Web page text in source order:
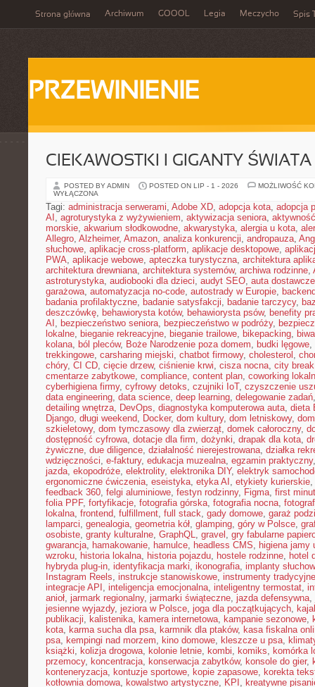
Strona główna Archiwum GOOOL Legia Meczycho Spis
PRZEWINIENIE
CIEKAWOSTKI I GIGANTY ŚWIATA
POSTED BY ADMIN POSTED ON LIP - 1 - 2026
MOŻLIWOŚĆ
WYŁĄCZONA
Tagi: administracja serwerami, Adobe XD, adopcja kota, adopcja
AI , agroturystyka z wyżywieniem, aktywizacja seniora,
morskie, akwarium słodkowodne, akwarystyka, alergia u kota,
Allegro, Alzheimer, Amazon, analiza konkurencji, andropauza,
słuchowe, aplikacje cross-platform, aplikacje desktopowe,
PWA, aplikacje webowe, apteczka turystyczna, architektura
architektura drewniana, architektura systemów, archiwa rodzinne,
astroturystyka, audiobooki dla dzieci, audyt SEO, auta dostawcze
garażowa, automatyzacja no-code, autostrady w Europie,
badania profilaktyczne, badanie satysfakcji, badanie tarczycy,
deszczówkę, behawiorysta kotów, behawiorysta psów, benefity
AI , bezpieczeństwo seniora, bezpieczeństwo w podróży,
lokalne, bieganie rekreacyjne, bieganie trailowe, bikepacking,
kolana, ból pleców, Boże Narodzenie poza domem, budki lęgowe,
trekkingowe, carsharing miejski, chatbot firmowy, cholesterol ,
chóry, CI CD, cięcie drzew, ciśnienie krwi, cisza nocna, city
cmentarze zabytkowe, compliance, content plan, coworking
cyberhigiena firmy, cyfrowy detoks, czujniki IoT, czyszczenie
data engineering, data science, deep learning, delegowanie zadań
detailing wnętrza, DevOps, diagnostyka komputerowa auta, dieta
Django, długi weekend, Docker, dom kultury, dom letniskowy,
szkieletowy, dom tymczasowy dla zwierząt, domek całoroczny,
dostępność cyfrowa, dotacje dla firm, dożynki, drapak dla kota,
żywiczne, due diligence, działalność nierejestrowana, działka
wdzięczności, e-faktury, edukacja muzealna, egzamin praktyczny
jazda, ekopodróże, elektrolity, elektronika DIY, elektryk
ergonomiczne ćwiczenia, eseistyka, etyka AI , etykiety kurierskie,
feedback 360, felgi aluminiowe, festyn rodzinny, Figma, first
folia PPF, fortyfikacje, fotografia górska, fotografia nocna,
lokalna, frontend, fulfillment, full stack, gady domowe, garaż
lamparci, genealogia, geometria kół, glamping, góry w Polsce,
osobiste, granty kulturalne, GraphQL, gravel , gry fabularne
gwarancja, hamakowanie, hamulce, headless CMS, higiena jamy
wzroku, historia lokalna, historia pojazdu, hostele rodzinne, hotel
hybryda plug-in, identyfikacja marki, ikonografia, implanty
Instagram Reels, instrukcje stanowiskowe, instrumenty tradycyjne
integracje API , inteligencja emocjonalna, inteligentny termostat,
anioł, jarmark regionalny, jarmarki świąteczne, jazda defensywna,
jesienne wyjazdy, jeziora w Polsce, joga dla początkujących,
publikacji, kalistenika, kamera internetowa, kampanie sezonowe,
kota, karma sucha dla psa, karmnik dla ptaków, kasa fiskalna
psa, kempingi nad morzem, kino domowe, kleszcze u psa,
książki, kolizja drogowa, kolonie letnie, kombi, komiks, komórka
przemocy, koncentracja, konserwacja zabytków, konsole do gier,
konteneryzacja, kontuzje sportowe, kopie zapasowe, korekta
kotłownia domowa, kowalstwo artystyczne, KPI , kreatywne